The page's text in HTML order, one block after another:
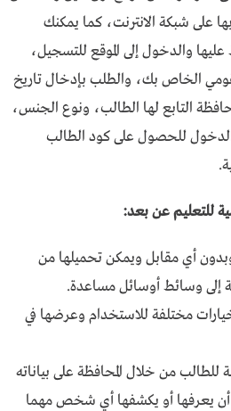
على شبكة الانترنت، كما يمكنك
والدخول إلى الموقع للتسجيل،
الخاص بك، والطلب بإدخال تاريخ
التابع لها الطالب، ونوع الجنس،
للحصول على كود الطالب
للتعليم عن بعد:
أي مقابل ويمكن تحميلها من
إلى وسائط أوسائل مساعدة.
مختلفة للاستخدام وعرضها في
للطالب من خلال المحافظة على بياناته
يعرفها أو يكشفها أي شخص مهما